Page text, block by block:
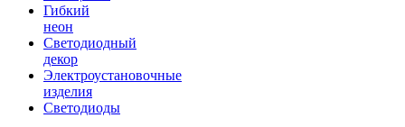
Гибкий
неон
Светодиодный
декор
Электроустановочные
изделия
Светодиоды